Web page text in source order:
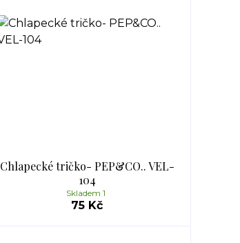
Chlapecké tričko- PEP&CO.. VEL-
104
75 Kč
Skladem 1